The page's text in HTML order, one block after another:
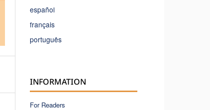
español
français
português
INFORMATION
For Readers